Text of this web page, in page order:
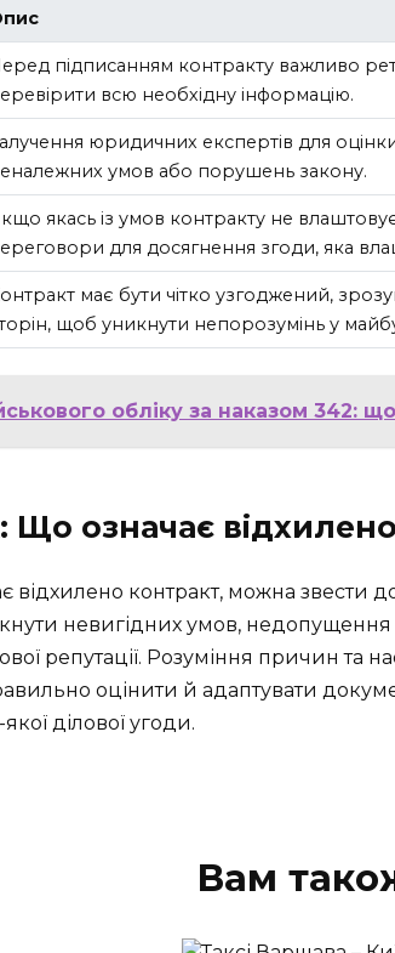
підписанням контракту важливо
всю необхідну інформацію.
юридичних експертів для
умов або порушень закону.
якась із умов контракту не
для досягнення згоди, яка
має бути чітко узгоджений,
щоб уникнути непорозумінь у
обліку за наказом 342:
Що означає
відхилено контракт, можна звести
невигідних умов,
репутації. Розуміння причин та
оцінити й адаптувати
ділової угоди.
Вам